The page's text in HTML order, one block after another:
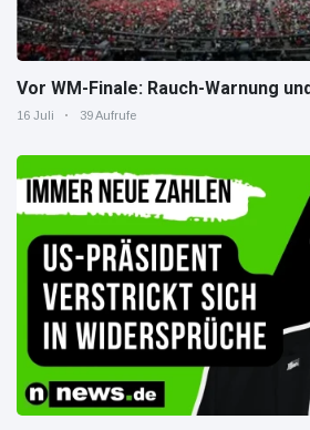
Vor WM-Finale: Rauch-Warnung
16 Juli 39 Aufrufe